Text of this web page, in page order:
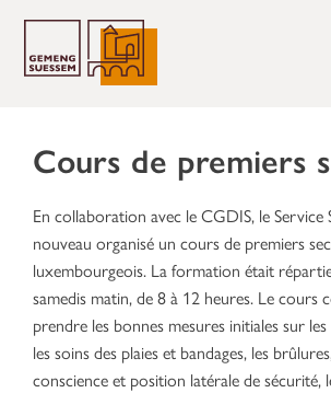
Cours de premiers
En collaboration avec le CGDIS, le Service
nouveau organisé un cours de premiers
luxembourgeois. La formation était
samedis matin, de 8 à 12 heures. Le cours
prendre les bonnes mesures initiales sur les
les soins des plaies et bandages, les
conscience et position latérale de sécurité,